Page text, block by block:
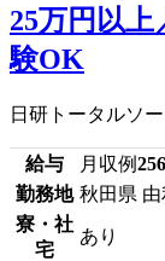
25万円以
験OK
日研トータルソ
給与 月収例
勤務地 秋田県
寮・社
宅
あり